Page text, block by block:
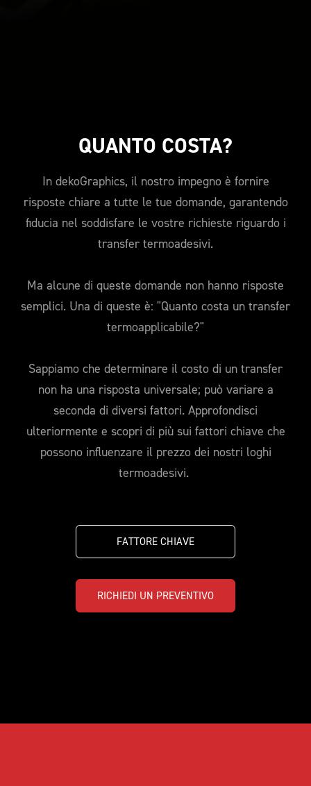
QUANTO COSTA?
In dekoGraphics, il nostro impegno è fornire
risposte chiare a tutte le tue domande, garantendo
fiducia nel soddisfare le vostre richieste riguardo i
transfer termoadesivi.
Ma alcune di queste domande non hanno risposte
semplici. Una di queste è: "Quanto costa un transfer
termoapplicabile?"
Sappiamo che determinare il costo di un transfer
non ha una risposta universale; può variare a
seconda di diversi fattori. Approfondisci
ulteriormente e scopri di più sui fattori chiave che
possono influenzare il prezzo dei nostri loghi
termoadesivi.
FATTORE CHIAVE